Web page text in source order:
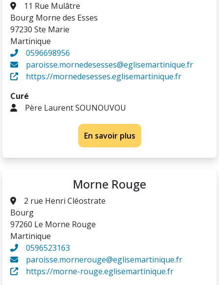
11 Rue Mulâtre
Bourg Morne des Esses
97230 Ste Marie
Martinique
0596698956
paroisse.mornedesesses@eglisemartinique.fr
https://mornedesesses.eglisemartinique.fr
Curé
Père Laurent SOUNOUVOU
En savoir plus
Morne Rouge
2 rue Henri Cléostrate
Bourg
97260 Le Morne Rouge
Martinique
0596523163
paroisse.mornerouge@eglisemartinique.fr
https://morne-rouge.eglisemartinique.fr